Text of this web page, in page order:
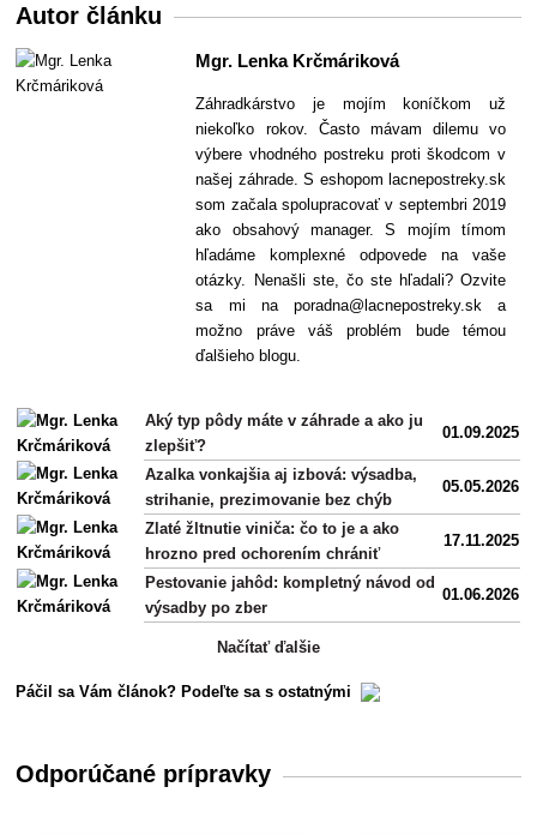
Autor článku
Mgr. Lenka Krčmáriková
Záhradkárstvo je mojím koníčkom už
niekoľko rokov. Často mávam dilemu vo
výbere vhodného postreku proti škodcom v
našej záhrade. S eshopom lacnepostreky.sk
som začala spolupracovať v septembri 2019
ako obsahový manager. S mojím tímom
hľadáme komplexné odpovede na vaše
otázky. Nenašli ste, čo ste hľadali? Ozvite
sa mi na poradna@lacnepostreky.sk a
možno práve váš problém bude témou
ďalšieho blogu.
Aký typ pôdy máte v záhrade a ako ju
zlepšiť?
01.09.2025
Azalka vonkajšia aj izbová: výsadba,
strihanie, prezimovanie bez chýb
05.05.2026
Zlaté žltnutie viniča: čo to je a ako
hrozno pred ochorením chrániť
17.11.2025
Pestovanie jahôd: kompletný návod od
výsadby po zber
01.06.2026
Načítať ďalšie
Páčil sa Vám článok? Podeľte sa s ostatnými
Odporúčané prípravky